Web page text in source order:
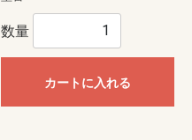
数量
カートに入れる